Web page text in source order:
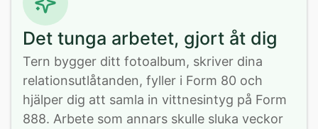
Det tunga arbetet, gjort åt dig
Tern bygger ditt fotoalbum, skriver dina
relationsutlåtanden, fyller i Form 80 och
hjälper dig att samla in vittnesintyg på Form
888. Arbete som annars skulle sluka veckor